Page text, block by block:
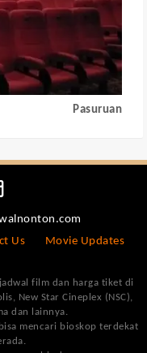
Pasuruan
Us
Movie Updates
film dan harga tiket di
New Star Cineplex (NSC),
dan lainnya.
mencari bioskop terdekat